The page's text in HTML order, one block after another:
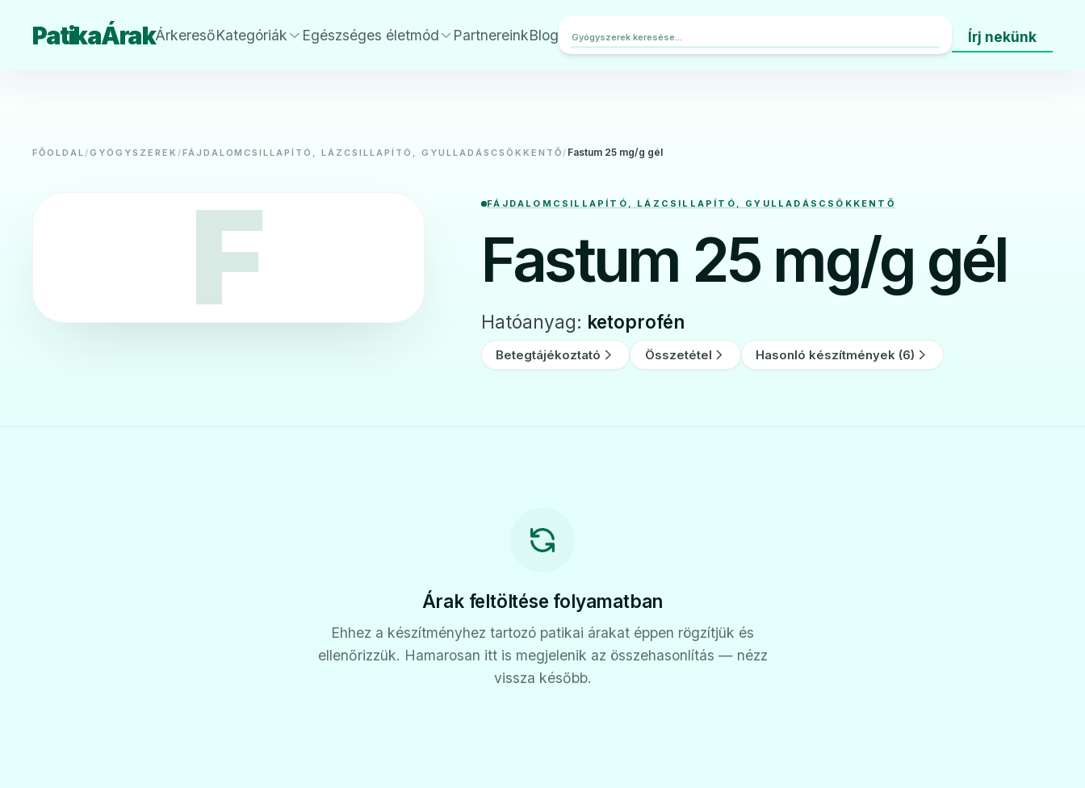
PatikaÁrakÁrkeresőKategóriák Egészséges életmód PartnereinkBlog Írj nekünk
FŐOLDAL/GYÓGYSZEREK /FÁJDALOMCSILLAPÍTÓ, LÁZCSILLAPÍTÓ, GYULLADÁSCSÖKKENTŐ/ Fastum 25 mg/g gél
F FÁJDALOMCSILLAPÍTÓ, LÁZCSILLAPÍTÓ, GYULLADÁSCSÖKKENTŐ
Fastum 25 mg/g gél
Hatóanyag: ketoprofén
Betegtájékoztató Összetétel Hasonló készítmények (6)
Árak feltöltése folyamatban
Ehhez a készítményhez tartozó patikai árakat éppen rögzítjük és
ellenőrizzük. Hamarosan itt is megjelenik az összehasonlítás — nézz
vissza később.